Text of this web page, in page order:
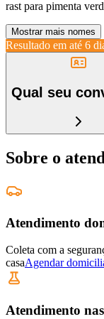
rast para pimenta
Mostrar mais nomes
Resultado em até 6
Qual seu
Sobre o
Atendimento
Coleta com a
casaAgendar
Atendimento